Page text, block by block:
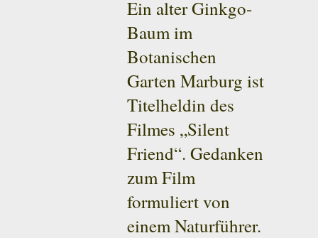
Ein alter Ginkgo-
Baum im
Botanischen
Garten Marburg ist
Titelheldin des
Filmes „Silent
Friend“. Gedanken
zum Film
formuliert von
einem Naturführer.